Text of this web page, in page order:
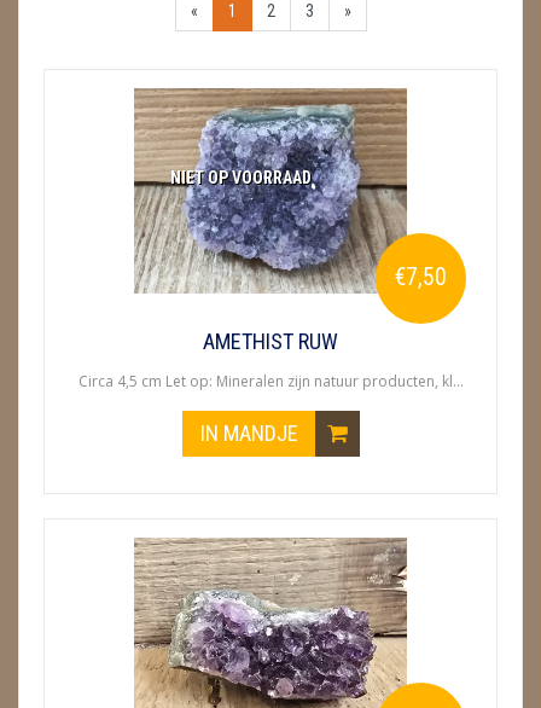
FENG SHUI
GEODE 'S / STANDAARDS
GESLEPEN STENEN
METEORIETEN
READING EN PERSOONLIJK ADVIES
« 1 2 3 »
NIET OP VOORRAAD
€7,50
AMETHIST RUW
Circa 4,5 cm Let op: Mineralen zijn natuur producten, kl...
IN MANDJE